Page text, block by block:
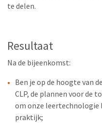
te delen.
Resultaat
Na de bijeenkomst:
Ben je op de hoogte van
CLP, de plannen voor de
om onze leertechnologie
praktijk;